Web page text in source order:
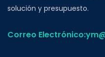
solución y presupuesto.
Correo